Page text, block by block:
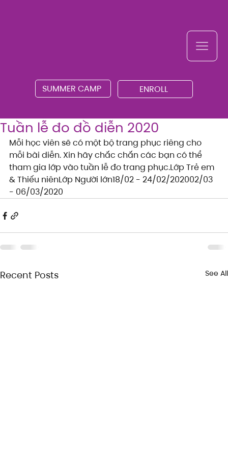
SUMMER CAMP ENROLL
Tuần lễ đo đồ diễn 2020
Mỗi học viên sẽ có một bộ trang phục riêng cho
mỗi bài diễn. Xin hãy chắc chắn các bạn có thể
tham gia lớp vào tuần lễ đo trang phục.Lớp Trẻ em
& Thiếu niênLớp Người lớn18/02 - 24/02/202002/03
- 06/03/2020
Recent Posts See All